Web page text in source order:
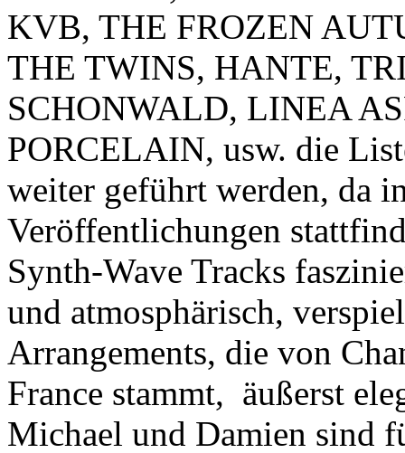
KVB, THE FROZEN
THE TWINS, HANTE,
SCHONWALD, LINEA
PORCELAIN, usw. die
weiter geführt werden, da
Veröffentlichungen
Synth-Wave Tracks
und atmosphärisch,
Arrangements, die von
France stammt, äußerst
Michael und Damien sind